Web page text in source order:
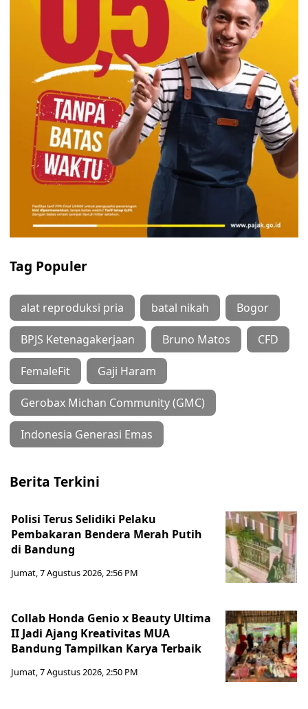
Tag Populer
alat reproduksi pria batal nikah Bogor
BPJS Ketenagakerjaan Bruno Matos CFD
FemaleFit Gaji Haram
Gerobax Michan Community (GMC)
Indonesia Generasi Emas
Berita Terkini
Polisi Terus Selidiki Pelaku
Pembakaran Bendera Merah Putih
di Bandung
Jumat, 7 Agustus 2026, 2:56 PM
Collab Honda Genio x Beauty Ultima
II Jadi Ajang Kreativitas MUA
Bandung Tampilkan Karya Terbaik
Jumat, 7 Agustus 2026, 2:50 PM